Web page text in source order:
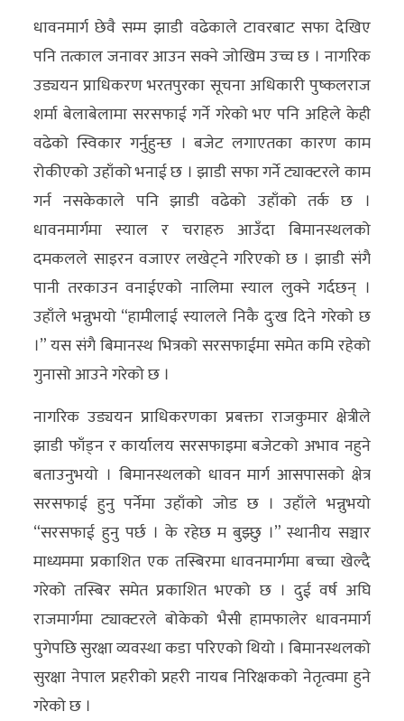
धावनमार्ग छेवै सम्म झाडी वढेकाले टावरबाट सफा देखिए
पनि तत्काल जनावर आउन सक्ने जोखिम उच्च छ । नागरिक
उड्ययन प्राधिकरण भरतपुरका सूचना अधिकारी पुष्कलराज
शर्मा बेलाबेलामा सरसफाई गर्ने गरेको भए पनि अहिले केही
वढेको स्विकार गर्नुहुन्छ । बजेट लगाएतका कारण काम
रोकीएको उहाँको भनाई छ । झाडी सफा गर्ने ट्याक्टरले काम
गर्न नसकेकाले पनि झाडी वढेको उहाँको तर्क छ ।
धावनमार्गमा स्याल र चराहरु आउँदा बिमानस्थलको
दमकलले साइरन वजाएर लखेट्ने गरिएको छ । झाडी संगै
पानी तरकाउन वनाईएको नालिमा स्याल लुक्ने गर्दछन् ।
उहाँले भन्नुभयो “हामीलाई स्यालले निकै दुःख दिने गरेको छ
।” यस संगै बिमानस्थ भित्रको सरसफाईमा समेत कमि रहेको
गुनासो आउने गरेको छ ।
नागरिक उड्ययन प्राधिकरणका प्रबक्ता राजकुमार क्षेत्रीले
झाडी फाँड्न र कार्यालय सरसफाइमा बजेटको अभाव नहुने
बताउनुभयो । बिमानस्थलको धावन मार्ग आसपासको क्षेत्र
सरसफाई हुनु पर्नेमा उहाँको जोड छ । उहाँले भन्नुभयो
“सरसफाई हुनु पर्छ । के रहेछ म बुझ्छु ।” स्थानीय सञ्चार
माध्यममा प्रकाशित एक तस्बिरमा धावनमार्गमा बच्चा खेल्दै
गरेको तस्बिर समेत प्रकाशित भएको छ । दुई वर्ष अघि
राजमार्गमा ट्याक्टरले बोकेको भैसी हामफालेर धावनमार्ग
पुगेपछि सुरक्षा व्यवस्था कडा परिएको थियो । बिमानस्थलको
सुरक्षा नेपाल प्रहरीको प्रहरी नायब निरिक्षकको नेतृत्वमा हुने
गरेको छ ।